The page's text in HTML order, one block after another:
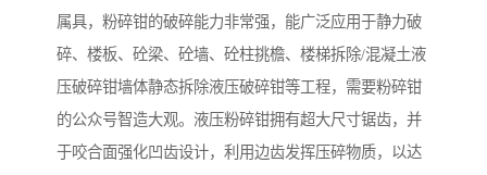
属具，粉碎钳的破碎能力非常强，能广泛应用于静力破
碎、楼板、砼梁、砼墙、砼柱挑檐、楼梯拆除/混凝土液
压破碎钳墙体静态拆除液压破碎钳等工程，需要粉碎钳
的公众号智造大观。液压粉碎钳拥有超大尺寸锯齿，并
于咬合面强化凹齿设计，利用边齿发挥压碎物质，以达